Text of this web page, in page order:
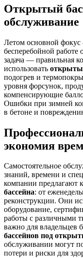
Открытый
обслуживание
Летом основной
бесперебойной
задача — правильная
использовать
подогрев и
уровня форсунок,
компенсирующие
Ошибки при зимней
в бетоне и
экономия
Самостоятельное
знаний, времени и
компании предлагают
бассейна: от
реконструкции. Они
оборудование,
работы с различными
важно для владельцев
бассейнов под
обслуживании могут
потери и риски для